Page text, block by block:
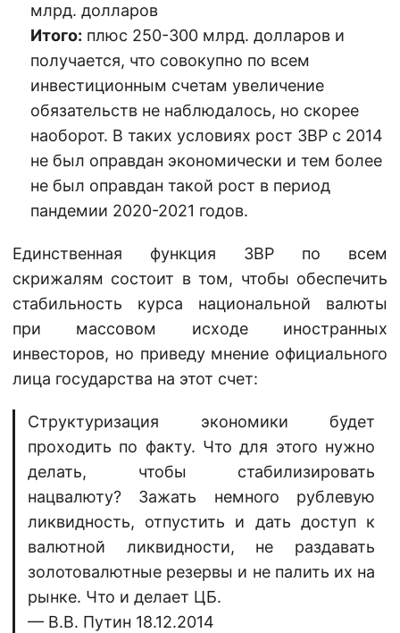
млрд. долларов
Итого: плюс 250-300 млрд. долларов и
получается, что совокупно по всем
инвестиционным счетам увеличение
обязательств не наблюдалось, но скорее
наоборот. В таких условиях рост ЗВР с 2014
не был оправдан экономически и тем более
не был оправдан такой рост в период
пандемии 2020-2021 годов.
Единственная функция ЗВР по всем
скрижалям состоит в том, чтобы обеспечить
стабильность курса национальной валюты
при массовом исходе иностранных
инвесторов, но приведу мнение официального
лица государства на этот счет:
Структуризация экономики будет
проходить по факту. Что для этого нужно
делать, чтобы стабилизировать
нацвалюту? Зажать немного рублевую
ликвидность, отпустить и дать доступ к
валютной ликвидности, не раздавать
золотовалютные резервы и не палить их на
рынке. Что и делает ЦБ.
— В.В. Путин 18.12.2014